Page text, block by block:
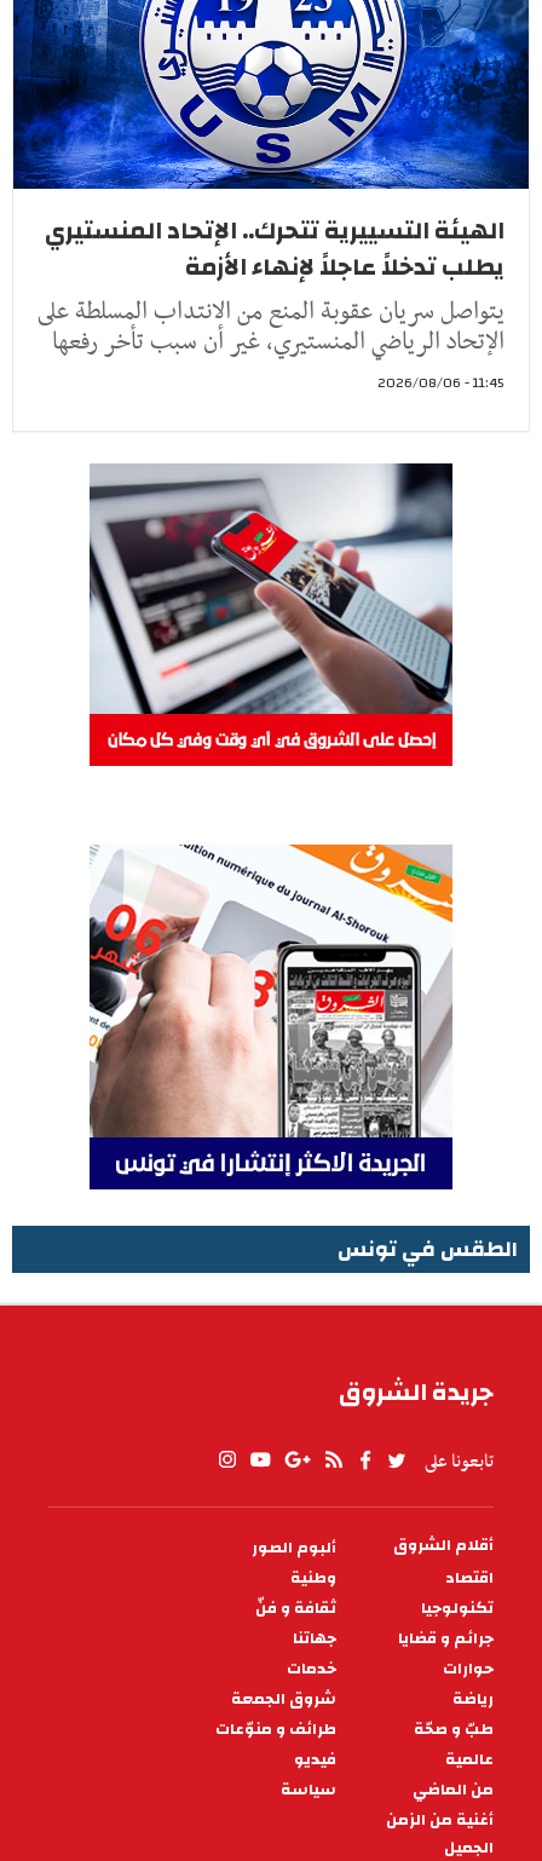
الهيئة التسييرية تتحرك.. الإتحاد المنستيري
يطلب تدخلاً عاجلاً لإنهاء الأزمة
يتواصل سريان عقوبة المنع من الانتداب المسلطة على
الإتحاد الرياضي المنستيري، غير أن سبب تأخر رفعها
11:45 - 2026/08/06
الطقس في تونس
جريدة الشروق
تابعونا على
PIED
DE
PAGE
أقلام الشروق
ألبوم الصور
اقتصاد
وطنية
تكنولوجيا
ثقافة و فنّ
جرائم و قضايا
جهاتنا
حوارات
خدمات
رياضة
شروق الجمعة
طبّ و صحّة
طرائف و منوّعات
عالمية
فيديو
من الماضي
سياسة
أغنية من الزمن
الجميل